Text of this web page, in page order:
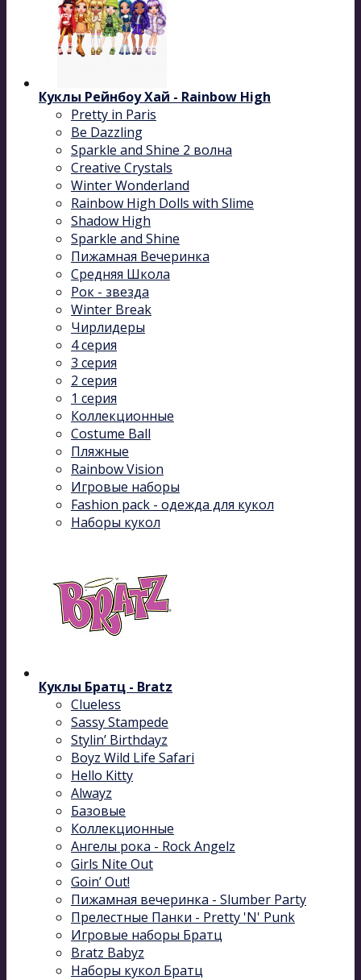
Куклы Рейнбоу Хай - Rainbow High
Pretty in Paris
Be Dazzling
Sparkle and Shine 2 волна
Сreative Сrystals
Winter Wonderland
Rainbow High Dolls with Slime
Shadow High
Sparkle and Shine
Пижамная Вечеринка
Средняя Школа
Рок - звезда
Winter Break
Чирлидеры
4 серия
3 серия
2 серия
1 серия
Коллекционные
Costume Ball
Пляжные
Rainbow Vision
Игровые наборы
Fashion pack - одежда для кукол
Наборы кукол
Куклы Братц - Bratz
Clueless
Sassy Stampede
Stylin’ Birthdayz
Boyz Wild Life Safari
Hello Kitty
Alwayz
Базовые
Коллекционные
Ангелы рока - Rock Angelz
Girls Nite Out
Goin’ Out!
Пижамная вечеринка - Slumber Party
Прелестные Панки - Pretty 'N' Punk
Игровые наборы Братц
Bratz Babyz
Наборы кукол Братц